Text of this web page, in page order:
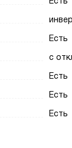
Есть
с
Есть
Есть
Есть